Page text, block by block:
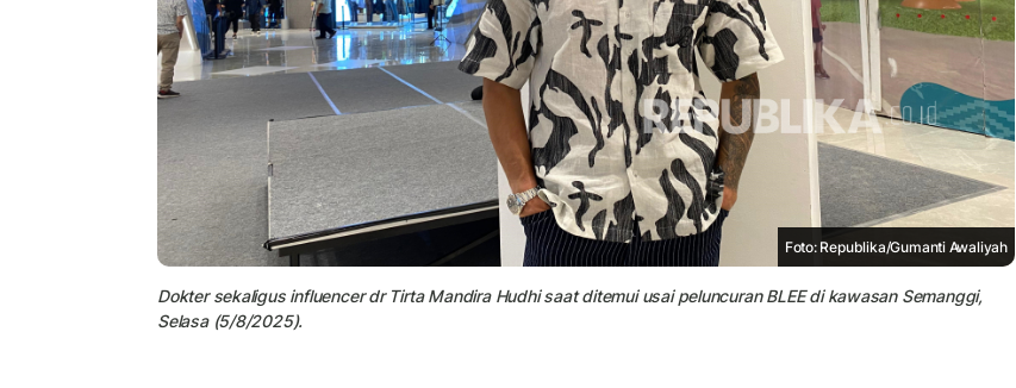
Foto: Republika/Gumanti Awaliyah
Dokter sekaligus influencer dr Tirta Mandira Hudhi saat ditemui usai peluncuran BLEE di kawasan Semanggi,
Selasa (5/8/2025).